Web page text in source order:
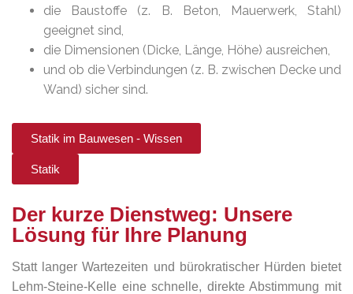
die Baustoffe (z. B. Beton, Mauerwerk, Stahl)
geeignet sind,
die Dimensionen (Dicke, Länge, Höhe) ausreichen,
und ob die Verbindungen (z. B. zwischen Decke und
Wand) sicher sind.
Statik im Bauwesen - Wissen
Statik
Der kurze Dienstweg: Unsere
Lösung für Ihre Planung
Statt langer Wartezeiten und bürokratischer Hürden bietet
Lehm-Steine-Kelle eine schnelle, direkte Abstimmung mit